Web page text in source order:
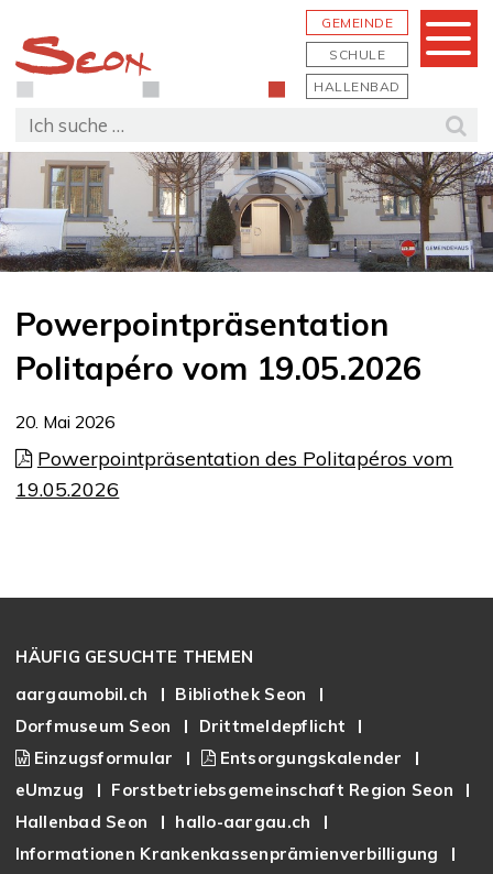
GEMEINDE
SCHULE
HALLENBAD
Menu
Suchbegriff
Powerpointpräsentation
Politapéro vom 19.05.2026
20. Mai 2026
Powerpointpräsentation des Politapéros vom
19.05.2026
HÄUFIG GESUCHTE THEMEN
aargaumobil.ch
Bibliothek Seon
Dorfmuseum Seon
Drittmeldepflicht
Einzugsformular
Entsorgungskalender
eUmzug
Forstbetriebsgemeinschaft Region Seon
Hallenbad Seon
hallo-aargau.ch
Informationen Krankenkassenprämienverbilligung